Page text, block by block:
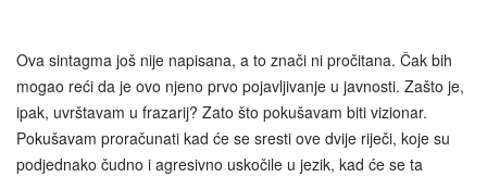
Ova sintagma još nije napisana, a to znači ni pročitana. Čak bih
mogao reći da je ovo njeno prvo pojavljivanje u javnosti. Zašto je,
ipak, uvrštavam u frazarij? Zato što pokušavam biti vizionar.
Pokušavam proračunati kad će se sresti ove dvije riječi, koje su
podjednako čudno i agresivno uskočile u jezik, kad će se ta